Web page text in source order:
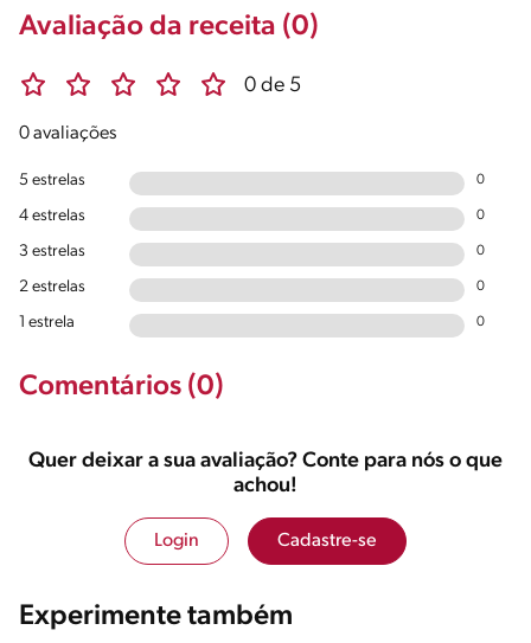
Avaliação da receita (0)
0 de 5
0 avaliações
5 estrelas 0
4 estrelas 0
3 estrelas 0
2 estrelas 0
1 estrela 0
Comentários (0)
Quer deixar a sua avaliação? Conte para nós o que
achou!
Login Cadastre-se
Experimente também